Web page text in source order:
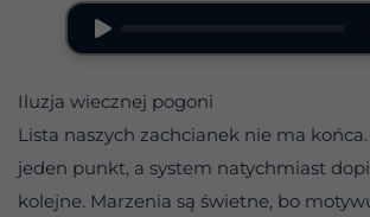
Iluzja wiecznej pogoni
Lista naszych zachcianek nie ma
jeden punkt, a system natychmiast
kolejne. Marzenia są świetne, bo